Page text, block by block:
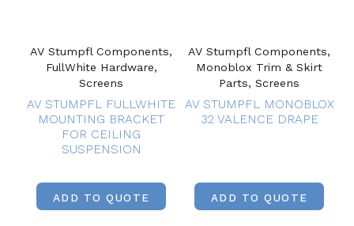
AV Stumpfl Components,
FullWhite Hardware,
Screens
AV STUMPFL FULLWHITE
MOUNTING BRACKET
FOR CEILING
SUSPENSION
ADD TO QUOTE
AV Stumpfl Components,
Monoblox Trim & Skirt
Parts, Screens
AV STUMPFL MONOBLOX
32 VALENCE DRAPE
ADD TO QUOTE